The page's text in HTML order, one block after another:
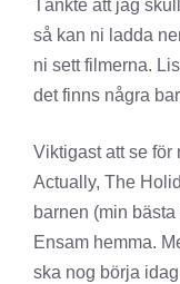
Tänkte att jag
så kan ni ladda
ni sett filmerna.
det finns några
Viktigast att se för
Actually, The
barnen (min
Ensam hemma.
ska nog börja